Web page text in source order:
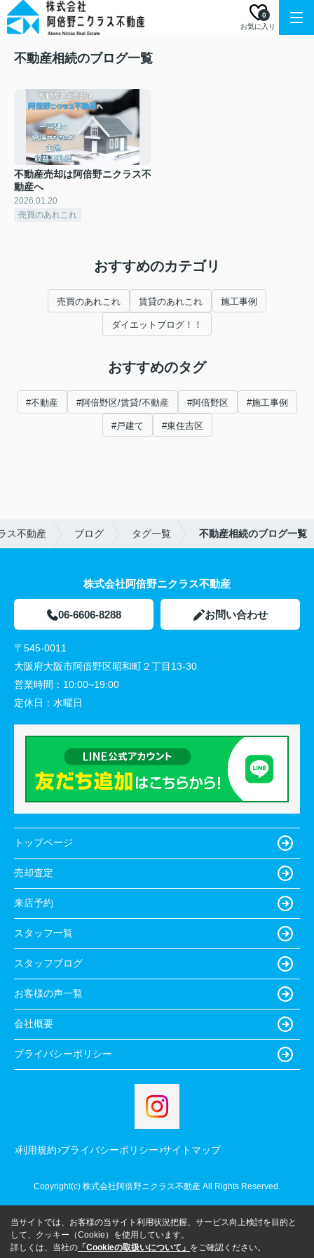
お気に入り
0
不動産相続のブログ一覧
不動産売却は阿倍野ニクラス不
動産へ
2026.01.20
売買のあれこれ
おすすめのカテゴリ
売買のあれこれ 賃貸のあれこれ 施工事例
ダイエットブログ！！
おすすめのタグ
#不動産 #阿倍野区/賃貸/不動産 #阿倍野区 #施工事例
#戸建て #東住吉区
ス不動産 ブログ タグ一覧 不動産相続のブログ一覧
株式会社阿倍野ニクラス不動産
06-6606-8288 お問い合わせ
〒545-0011
大阪府大阪市阿倍野区昭和町２丁目13-30
営業時間： 10:00~19:00
定休日： 水曜日
トップページ
売却査定
来店予約
スタッフ一覧
スタッフブログ
お客様の声一覧
会社概要
プライバシーポリシー
利用規約 プライバシーポリシー サイトマップ
Copyright(c) 株式会社阿倍野ニクラス不動産 All Rights Reserved.
当サイトでは、お客様の当サイト利用状況把握、サービス向上検討を目的と
して、クッキー（Cookie）を使用しています。
詳しくは、当社の 「Cookieの取扱いについて」 をご確認ください。